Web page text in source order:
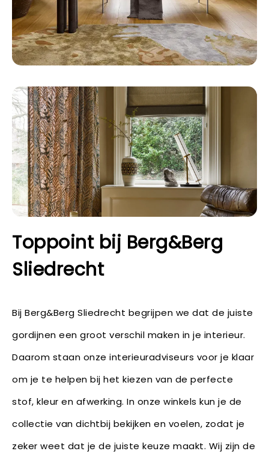
Toppoint bij Berg&Berg
Sliedrecht
Bij Berg&Berg Sliedrecht begrijpen we dat de juiste
gordijnen een groot verschil maken in je interieur.
Daarom staan onze interieuradviseurs voor je klaar
om je te helpen bij het kiezen van de perfecte
stof, kleur en afwerking. In onze winkels kun je de
collectie van dichtbij bekijken en voelen, zodat je
zeker weet dat je de juiste keuze maakt. Wij zijn de